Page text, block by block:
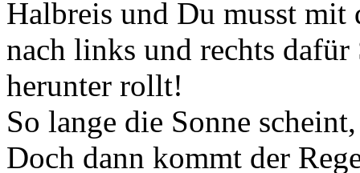
Halbreis und Du musst mit
nach links und rechts
herunter rollt!
So lange die Sonne
Doch dann kommt der